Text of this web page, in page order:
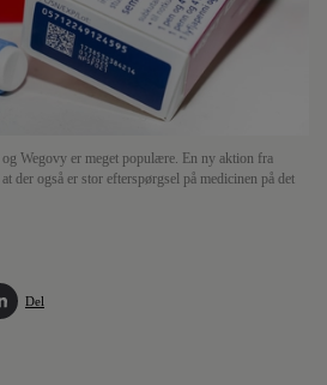
Wegovy er meget populære. En ny aktion fra
der også er stor efterspørgsel på medicinen på det
Del